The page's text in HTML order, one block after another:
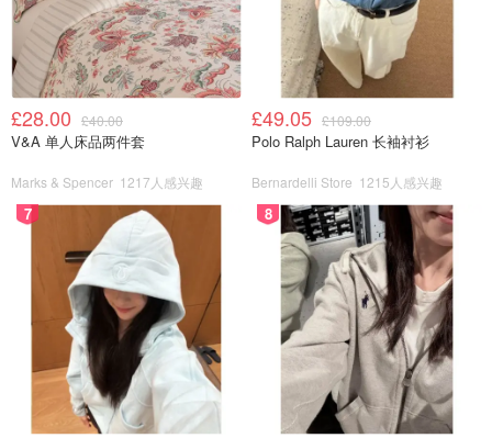
£28.00 £40.00
V&A 单人床品两件套
Marks & Spencer 1217人感兴趣
£49.05 £109.00
Polo Ralph Lauren 长袖衬衫
Bernardelli Store 1215人感兴趣
7 8